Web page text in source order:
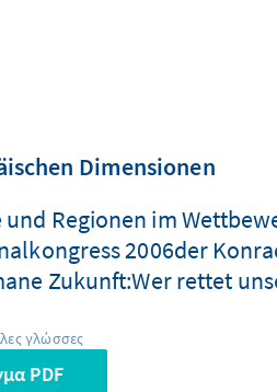
Dimensionen
Regionen im
2006der
Zukunft:Wer rettet
γλώσσες
PDF